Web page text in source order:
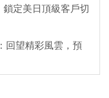
定美日頂級客戶切
回望精彩風雲，預